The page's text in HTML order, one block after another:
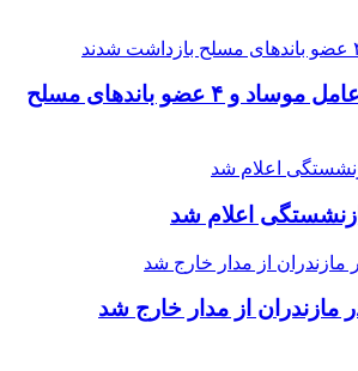
۲۱ عامل موساد و ۴ عضو باند‌های مسلح
اعلام شد